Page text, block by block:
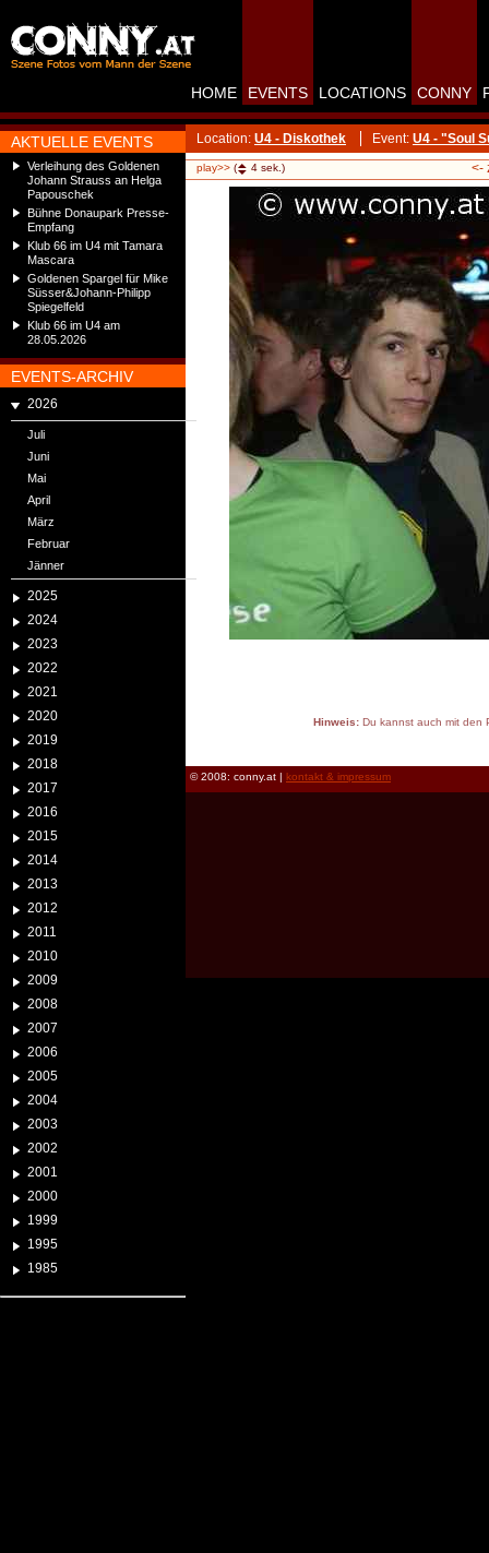
AKTUELLE EVENTS
Verleihung des Goldenen
Johann Strauss an Helga
Papouschek
Bühne Donaupark Presse-
Empfang
Klub 66 im U4 mit Tamara
Mascara
Goldenen Spargel für Mike
Süsser&Johann-Philipp
Spiegelfeld
Klub 66 im U4 am
28.05.2026
EVENTS-ARCHIV
2026
Juli
Juni
Mai
April
März
Februar
Jänner
2025
2024
2023
2022
2021
2020
2019
2018
2017
2016
2015
2014
2013
2012
2011
2010
2009
2008
2007
2006
2005
2004
2003
2002
2001
2000
1999
1995
1985
HOME EVENTS LOCATIONS CONNY
Location: U4 - Diskothek Event: U4 - "Soul
play>> ( 4 sek.) <-
Hinweis:Du kannst auch mit den
© 2008: conny.at | kontakt & impressum